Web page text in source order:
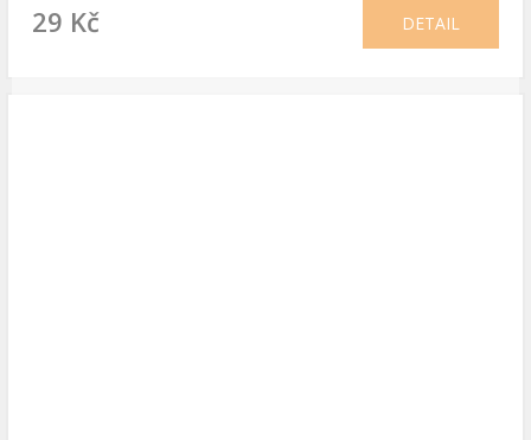
29 Kč DETAIL